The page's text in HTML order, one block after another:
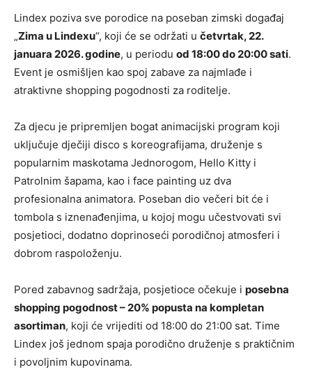
Lindex poziva sve porodice na poseban zimski događaj
„Zima u Lindexu“, koji će se održati u četvrtak, 22.
januara 2026. godine, u periodu od 18:00 do 20:00 sati.
Event je osmišljen kao spoj zabave za najmlađe i
atraktivne shopping pogodnosti za roditelje.
Za djecu je pripremljen bogat animacijski program koji
uključuje dječiji disco s koreografijama, druženje s
popularnim maskotama Jednorogom, Hello Kitty i
Patrolnim šapama, kao i face painting uz dva
profesionalna animatora. Poseban dio večeri bit će i
tombola s iznenađenjima, u kojoj mogu učestvovati svi
posjetioci, dodatno doprinoseći porodičnoj atmosferi i
dobrom raspoloženju.
Pored zabavnog sadržaja, posjetioce očekuje i posebna
shopping pogodnost – 20% popusta na kompletan
asortiman, koji će vrijediti od 18:00 do 21:00 sat. Time
Lindex još jednom spaja porodično druženje s praktičnim
i povoljnim kupovinama.